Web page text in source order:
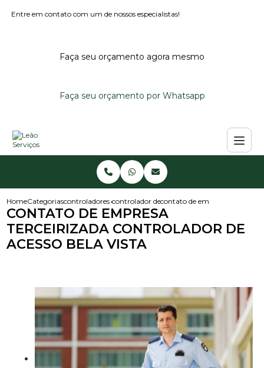
Entre em contato com um de nossos especialistas!
Faça seu orçamento agora mesmo
Faça seu orçamento por Whatsapp
HomeCategoriascontroladores de acessocontrolador de acessocontato de empresa
CONTATO DE EMPRESA
TERCEIRIZADA CONTROLADOR DE
ACESSO BELA VISTA